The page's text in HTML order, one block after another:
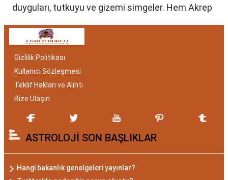
duyguları, tutkuyu ve gizemi simgeler. Hem Akrep
bakımından benzersizdir. Ayrıca, hangi aylar
belirlemede etkilidir.
Akrep Burcu Özellikleri:
Gizemli ve Kararlı
Akrep burcu, astrolojide 23 Ekim ile 21 Kasım
tarihleri arasında doğanları ifade eder. Bu
dönemde doğan bireyler genellikle gizemli ve derin
düşünce yapısına sahiptir. Akrep burcunun temel
Gizlilik Politikası
Kullanıcı Sözleşmesi
Teklif Hakları ve Alıntı
Bize Ulaşın
ASTROLOJİ SON BAŞLIKLAR
Hangi bakanlık genelgeleri yayınlar?